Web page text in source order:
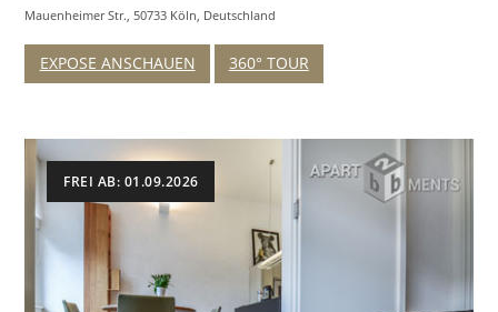
Mauenheimer Str., 50733 Köln, Deutschland
EXPOSE ANSCHAUEN 360° TOUR
FREI AB: 01.09.2026